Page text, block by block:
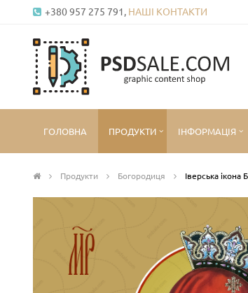
+380 957 275 791, НАШІ КОНТАКТИ
ГОЛОВНА ПРОДУКТИ ІНФОРМАЦІЯ
Продукти Богородиця Іверська ікона